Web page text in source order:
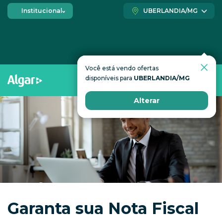
Institucional UBERLANDIA/MG
Você está vendo ofertas
disponíveis para UBERLANDIA/MG
Alterar
Garanta sua Nota Fiscal
Você está vendo ofertas
disponíveis para UBERLANDIA/MG
Alterar